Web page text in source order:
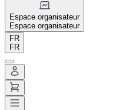
Espace organisateur
Espace organisateur
FR
FR